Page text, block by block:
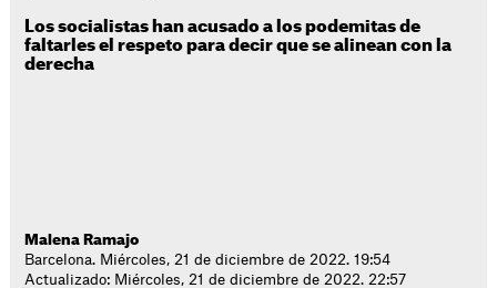
Los socialistas han acusado a los podemitas de
faltarles el respeto para decir que se alinean con la
derecha
Malena Ramajo
Barcelona. Miércoles, 21 de diciembre de 2022. 19:54
Actualizado: Miércoles, 21 de diciembre de 2022. 22:57